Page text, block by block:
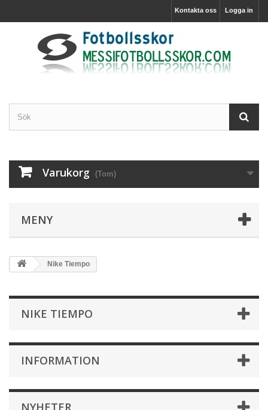
Logga in
Kontakta oss
Varukorg (Tom)
MENY
Nike Tiempo
NIKE TIEMPO
INFORMATION
NYHETER